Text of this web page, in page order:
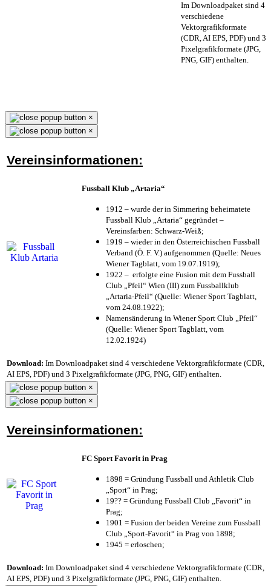
Im Downloadpaket sind 4
verschiedene
Vektorgrafikformate
(CDR, AI EPS, PDF) und 3
Pixelgrafikformate (JPG,
PNG, GIF) enthalten.
×
×
Vereinsinformationen:
Fussball Klub „Artaria“
1912 – wurde der in Simmering beheimatete
Fussball Klub „Artaria“ gegründet –
Vereinsfarben: Schwarz-Weiß;
1919 – wieder in den Österreichischen Fussball
Verband (Ö. F. V.) aufgenommen (Quelle: Neues
Wiener Tagblatt, vom 19.07.1919);
1922 – erfolgte eine Fusion mit dem Fussball
Club „Pfeil“ Wien (III) zum Fussballklub
„Artaria-Pfeil“ (Quelle: Wiener Sport Tagblatt,
vom 24.08.1922);
Namensänderung in Wiener Sport Club „Pfeil“
(Quelle: Wiener Sport Tagblatt, vom
12.02.1924)
Download: Im Downloadpaket sind 4 verschiedene Vektorgrafikformate (CDR,
AI EPS, PDF) und 3 Pixelgrafikformate (JPG, PNG, GIF) enthalten.
×
×
Vereinsinformationen:
FC Sport Favorit in Prag
1898 = Gründung Fussball und Athletik Club
„Sport“ in Prag;
19?? = Gründung Fussball Club „Favorit“ in
Prag;
1901 = Fusion der beiden Vereine zum Fussball
Club „Sport-Favorit“ in Prag von 1898;
1945 = erloschen;
Download: Im Downloadpaket sind 4 verschiedene Vektorgrafikformate (CDR,
AI EPS, PDF) und 3 Pixelgrafikformate (JPG, PNG, GIF) enthalten.